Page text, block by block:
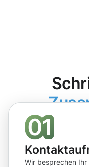
Wir besprechen